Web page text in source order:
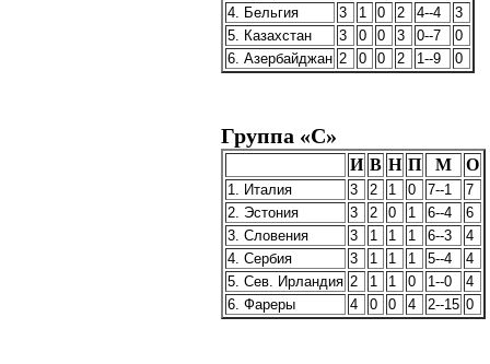
4. Бельгия
3 1 0 2 4--4
3
5. Казахстан
3 0 0 3 0--7
0
6. Азербайджан 2 0 0 2 1--9 0
Группа «С»
И В Н П М О
1. Италия 3 2 1 0 7--1
7
2. Эстония
3 2 0 1 6--4
6
3. Словения
3 1 1 1 6--3
4
4. Сербия
3 1 1 1 5--4
4
5. Сев. Ирландия 2 1 1 0 1--0
4
6. Фареры
4 0 0 4 2--15 0